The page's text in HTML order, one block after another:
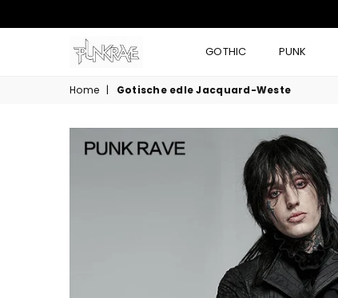
GOTHIC PUNK
Home | Gotische edle Jacquard-Weste